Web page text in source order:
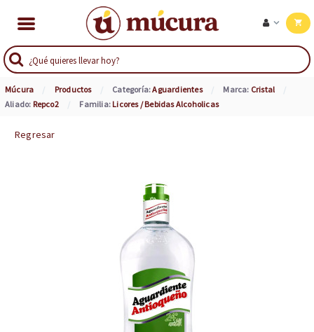
Múcura Productos Categoría:Aguardientes Marca: Cristal
Aliado: Repco2 Familia: Licores / Bebidas Alcoholicas
Regresar